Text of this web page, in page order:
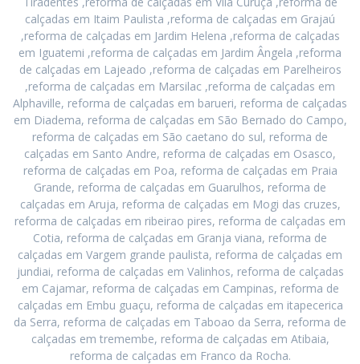
calçadas em Itaim Paulista ,reforma de calçadas em Grajaú
,reforma de calçadas em Jardim Helena ,reforma de calçadas
em Iguatemi ,reforma de calçadas em Jardim Ângela ,reforma
de calçadas em Lajeado ,reforma de calçadas em Parelheiros
,reforma de calçadas em Marsilac ,reforma de calçadas em
Alphaville, reforma de calçadas em barueri, reforma de calçadas
em Diadema, reforma de calçadas em São Bernado do Campo,
reforma de calçadas em São caetano do sul, reforma de
calçadas em Santo Andre, reforma de calçadas em Osasco,
reforma de calçadas em Poa, reforma de calçadas em Praia
Grande, reforma de calçadas em Guarulhos, reforma de
calçadas em Aruja, reforma de calçadas em Mogi das cruzes,
reforma de calçadas em ribeirao pires, reforma de calçadas em
Cotia, reforma de calçadas em Granja viana, reforma de
calçadas em Vargem grande paulista, reforma de calçadas em
jundiai, reforma de calçadas em Valinhos, reforma de calçadas
em Cajamar, reforma de calçadas em Campinas, reforma de
calçadas em Embu guaçu, reforma de calçadas em itapecerica
da Serra, reforma de calçadas em Taboao da Serra, reforma de
calçadas em tremembe, reforma de calçadas em Atibaia,
reforma de calçadas em Franco da Rocha.